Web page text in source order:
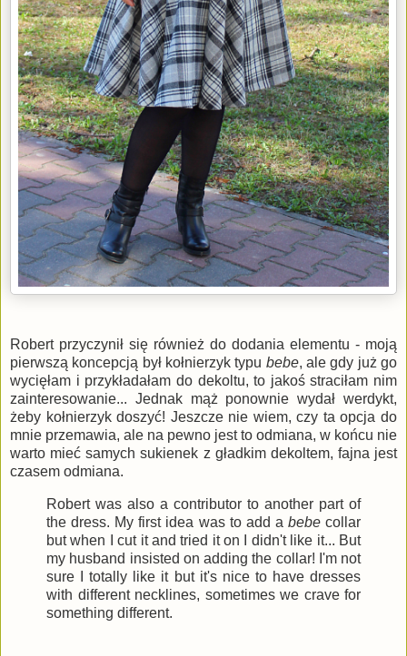
Robert przyczynił się również do dodania elementu - moją
pierwszą koncepcją był kołnierzyk typu bebe, ale gdy już go
wycięłam i przykładałam do dekoltu, to jakoś straciłam nim
zainteresowanie... Jednak mąż ponownie wydał werdykt,
żeby kołnierzyk doszyć! Jeszcze nie wiem, czy ta opcja do
mnie przemawia, ale na pewno jest to odmiana, w końcu nie
warto mieć samych sukienek z gładkim dekoltem, fajna jest
czasem odmiana.
Robert was also a contributor to another part of
the dress. My first idea was to add a bebecollar
but when I cut it and tried it on I didn't like it... But
my husband insisted on adding the collar! I'm not
sure I totally like it but it's nice to have dresses
with different necklines, sometimes we crave for
something different.